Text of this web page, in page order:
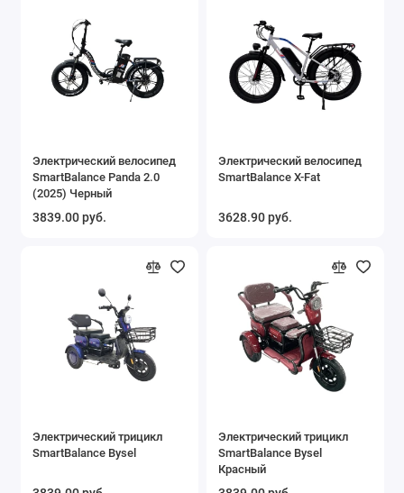
Электрический велосипед
SmartBalance Panda 2.0
(2025) Черный
3839.00 руб.
Электрический велосипед
SmartBalance X-Fat
3628.90 руб.
Электрический трицикл
SmartBalance Bysel
Электрический трицикл
SmartBalance Bysel
Красный